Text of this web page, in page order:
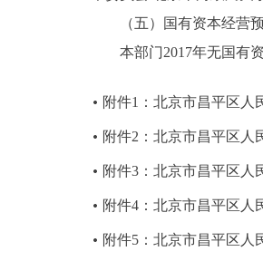
（五）国有资本经营预
本部门2017年无国有资
附件1：北京市昌平区人
附件2：北京市昌平区人
附件3：北京市昌平区人
附件4：北京市昌平区人
附件5：北京市昌平区人